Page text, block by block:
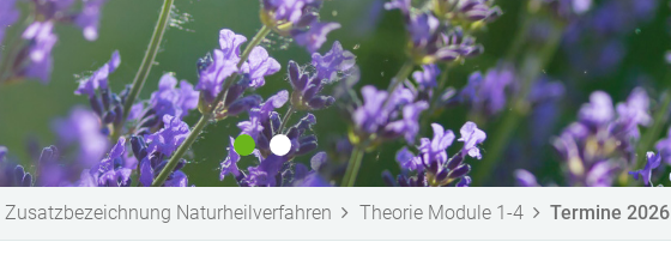
Zusatzbezeichnung Naturheilverfahren Theorie Module 1-4 Termine 2026